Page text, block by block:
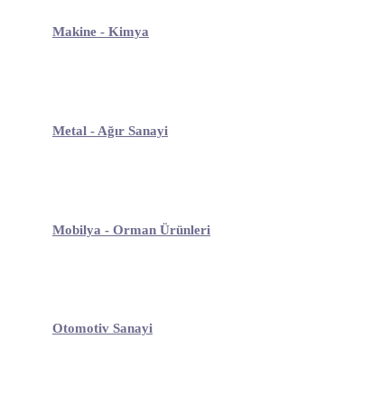
Makine - Kimya
Metal - Ağır Sanayi
Mobilya - Orman Ürünleri
Otomotiv Sanayi